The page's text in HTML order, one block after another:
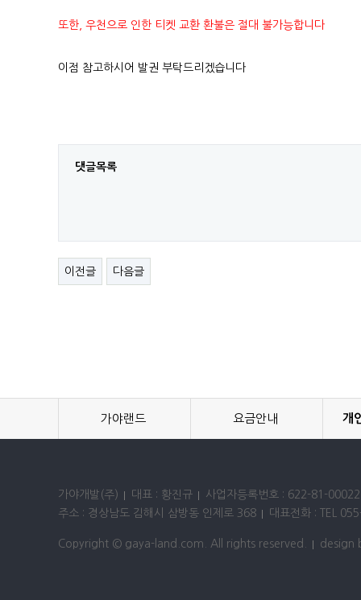
또한, 우천으로 인한 티켓 교환 환불은 절대 불가능합니다
이점 참고하시어 발권 부탁드리겠습니다
댓글목록
이전글 다음글
가야랜드 요금안내 개
가야개발(주) 대표 : 황진규 사업자등록번호 : 622-81-00022
주소 : 경상남도 김해시 삼방동 인제로 368
대표전화 : TEL
Copyright © gaya-land.com. All rights reserved. design